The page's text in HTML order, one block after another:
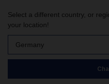
Select a different country, or
your location!
Germany